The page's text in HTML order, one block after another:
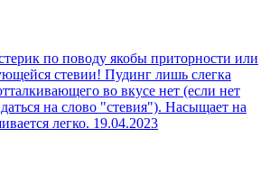
по поводу якобы приторности или
стевии! Пудинг лишь слегка
во вкусе нет (если нет
на слово "стевия"). Насыщает на
легко. 19.04.2023